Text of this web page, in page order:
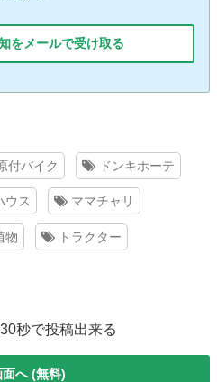
をメールで受け取る
付バイク ドンキホーテ
ウス ママチャリ
物 トラクター
秒で投稿出来る
へ (無料)